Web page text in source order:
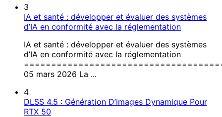
3
IA et santé : développer et évaluer des systèmes
d’IA en conformité avec la réglementation
IA et santé : développer et évaluer des systèmes
d’IA en conformité avec la réglementation
05 mars 2026 La ...
4
DLSS 4.5 : Génération D’images Dynamique Pour
RTX 50